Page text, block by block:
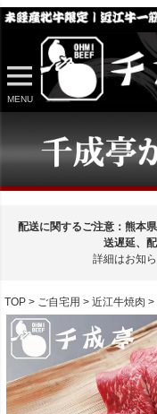
MENU
配送に関するご注意：熊本
送遅延、
詳細はお知
TOP ご自宅用 近江牛焼肉